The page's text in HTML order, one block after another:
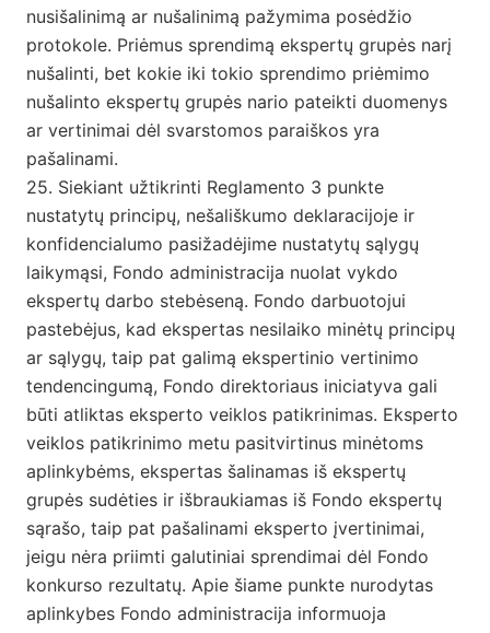
nusišalinimą ar nušalinimą pažymima posėdžio
protokole. Priėmus sprendimą ekspertų grupės narį
nušalinti, bet kokie iki tokio sprendimo priėmimo
nušalinto ekspertų grupės nario pateikti duomenys
ar vertinimai dėl svarstomos paraiškos yra
pašalinami.
25. Siekiant užtikrinti Reglamento 3 punkte
nustatytų principų, nešališkumo deklaracijoje ir
konfidencialumo pasižadėjime nustatytų sąlygų
laikymąsi, Fondo administracija nuolat vykdo
ekspertų darbo stebėseną. Fondo darbuotojui
pastebėjus, kad ekspertas nesilaiko minėtų principų
ar sąlygų, taip pat galimą ekspertinio vertinimo
tendencingumą, Fondo direktoriaus iniciatyva gali
būti atliktas eksperto veiklos patikrinimas. Eksperto
veiklos patikrinimo metu pasitvirtinus minėtoms
aplinkybėms, ekspertas šalinamas iš ekspertų
grupės sudėties ir išbraukiamas iš Fondo ekspertų
sąrašo, taip pat pašalinami eksperto įvertinimai,
jeigu nėra priimti galutiniai sprendimai dėl Fondo
konkurso rezultatų. Apie šiame punkte nurodytas
aplinkybes Fondo administracija informuoja